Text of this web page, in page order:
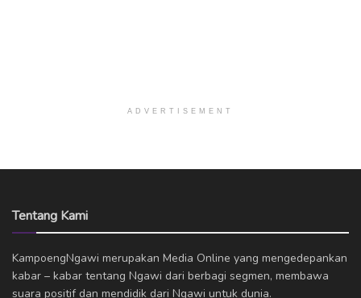
ADVERTISEMENT
Tentang Kami
KampoengNgawi merupakan Media Online yang mengedepankan
kabar – kabar tentang Ngawi dari berbagi segmen, membawa
suara positif dan mendidik dari Ngawi untuk dunia.